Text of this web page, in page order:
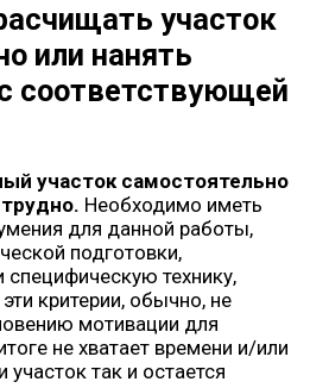
участок
или нанять
соответствующей
участок самостоятельно
Необходимо иметь
для данной работы,
подготовки,
специфическую технику,
критерии, обычно, не
мотивации для
не хватает времени и/или
участок так и остается